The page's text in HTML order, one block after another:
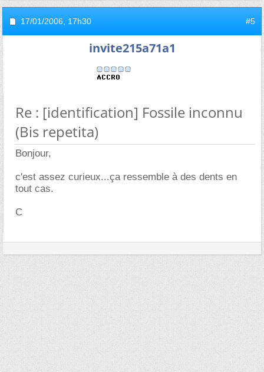
17/01/2006, 17h30 #5
invite215a71a1
Re : [identification] Fossile inconnu
(Bis repetita)
Bonjour,
c'est assez curieux...ça ressemble à des dents en
tout cas.
C